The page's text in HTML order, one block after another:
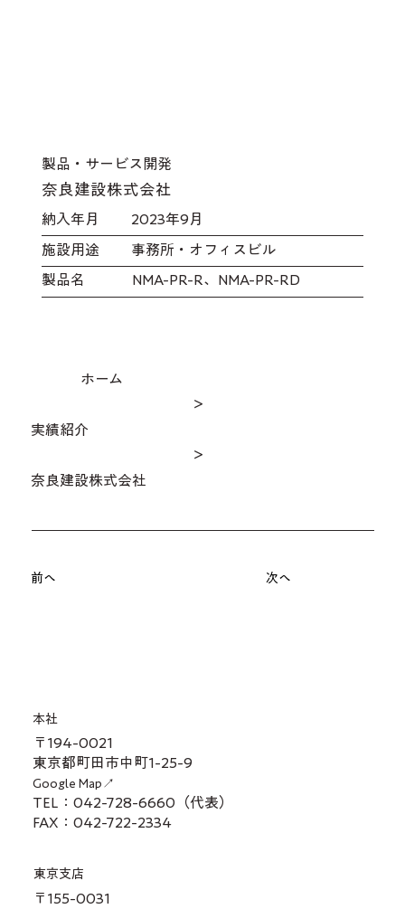
製品・サービス開発
奈良建設株式会社
​納入年月 2023年9月
施設用途 事務所・オフィスビル
製品名 NMA-PR-R、NMA-PR-RD
ホーム
＞
実績紹介
＞
奈良建設株式会社
前へ 次へ
本社
〒194-0021
東京都町田市中町1-25-9
Google Map↗
TEL：042-728-6660（代表）
FAX：042-722-2334
東京支店
〒155-0031